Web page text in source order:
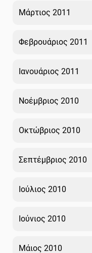
Μάρτιος 2011
Φεβρουάριος 2011
Ιανουάριος 2011
Νοέμβριος 2010
Οκτώβριος 2010
Σεπτέμβριος 2010
Ιούλιος 2010
Ιούνιος 2010
Μάιος 2010